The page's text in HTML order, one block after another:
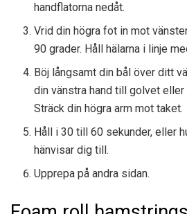
handflatorna nedåt.
Vrid din högra fot in mot
90 grader. Håll hälarna i linje
Böj långsamt din bål över ditt
din vänstra hand till golvet
Sträck din högra arm mot taket.
Håll i 30 till 60 sekunder, eller
hänvisar dig till.
Upprepa på andra sidan.